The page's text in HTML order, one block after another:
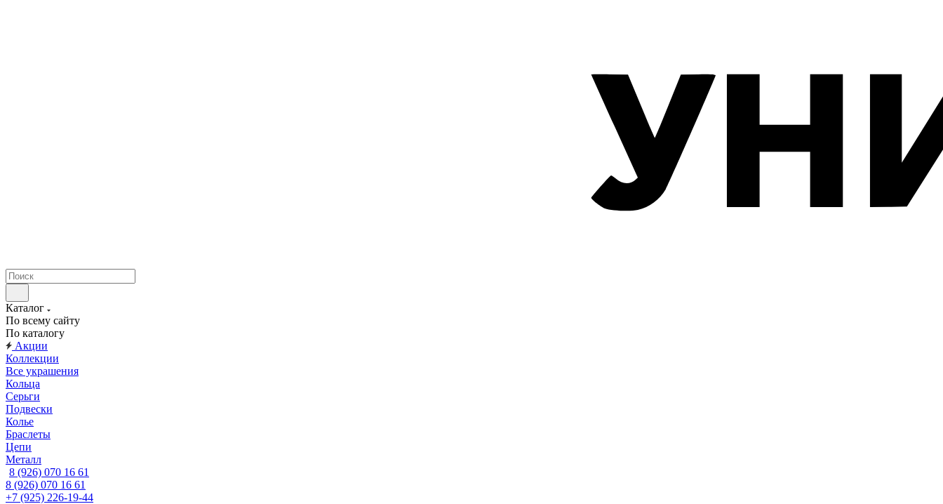
Каталог
По всему сайту
По каталогу
Акции
Коллекции
Все украшения
Кольца
Серьги
Подвески
Колье
Браслеты
Цепи
Металл
8 (926) 070 16 61
8 (926) 070 16 61
+7 (925) 226-19-44